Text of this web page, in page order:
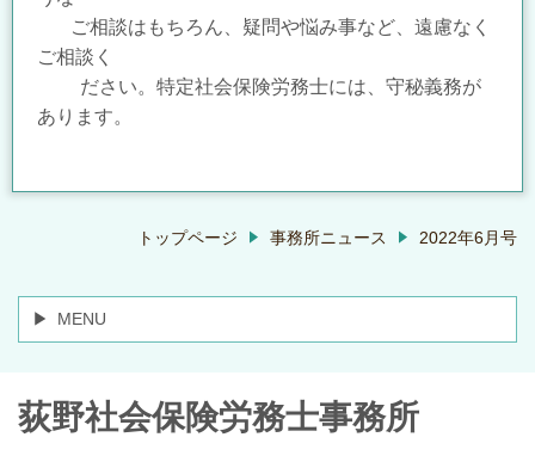
ご相談はもちろん、 疑問や悩み事など、遠慮なく
ご相談く
ださい。特定社会保険労務士には、守秘義務が
あります。
トップページ 事務所ニュース 2022年6月号
MENU
荻野社会保険労務士事務所